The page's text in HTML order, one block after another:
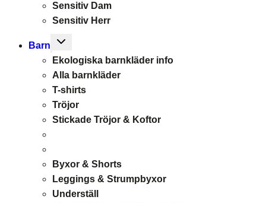
menu
Sensitiv Dam
Sensitiv Herr
Barn
Toggle
menu
Ekologiska barnkläder info
Alla barnkläder
T-shirts
Tröjor
Stickade Tröjor & Koftor
Byxor & Shorts
Leggings & Strumpbyxor
Underställ